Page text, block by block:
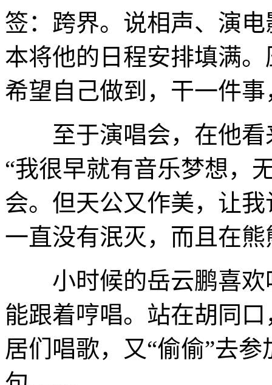
签：跨界。说相声、演
本将他的日程安排填满
希望自己做到，干一件
至于演唱会，在他看
“我很早就有音乐梦想，
会。但天公又作美，让
一直没有泯灭，而且在熊
小时候的岳云鹏喜欢
能跟着哼唱。站在胡同
居们唱歌，又“偷偷”去